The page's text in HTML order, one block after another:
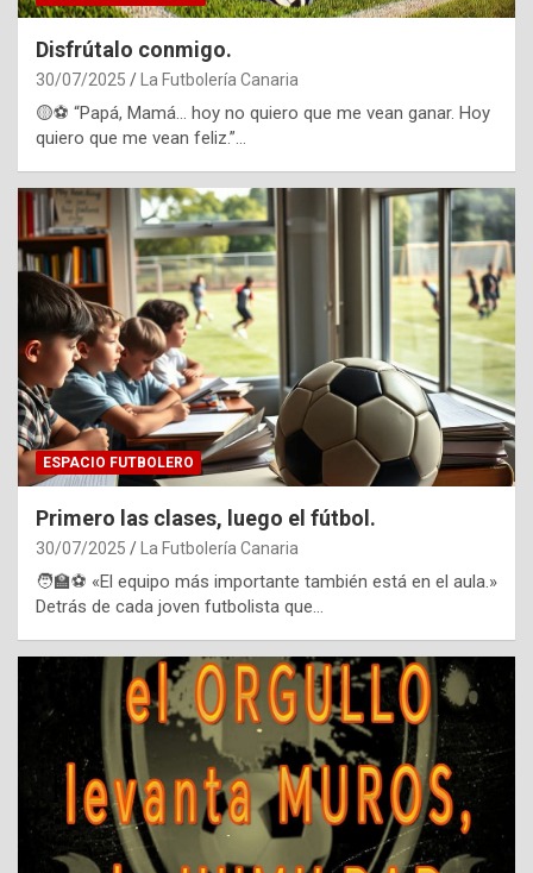
Disfrútalo conmigo.
30/07/2025 La Futbolería Canaria
🟡⚽ “Papá, Mamá… hoy no quiero que me vean ganar. Hoy
quiero que me vean feliz.”…
ESPACIO FUTBOLERO
Primero las clases, luego el fútbol.
30/07/2025 La Futbolería Canaria
🧑‍🏫⚽️ «El equipo más importante también está en el aula.»
Detrás de cada joven futbolista que…